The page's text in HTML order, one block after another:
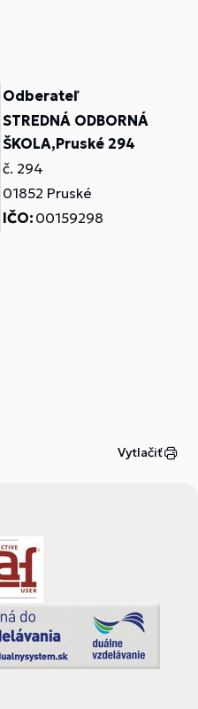
Odberateľ
STREDNÁ ODBORNÁ
ŠKOLA,Pruské 294
č. 294
01852 Pruské
IČO: 00159298
Vytlačiť